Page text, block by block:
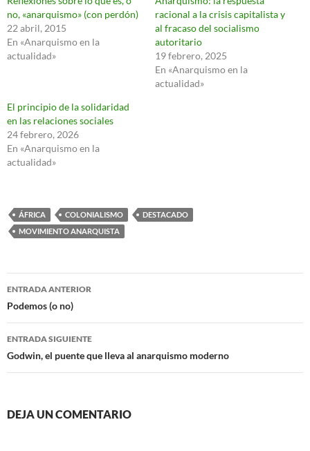
no, «anarquismo» (con perdón)
22 abril, 2015
En «Anarquismo en la
actualidad»
racional a la crisis capitalista y
al fracaso del socialismo
autoritario
19 febrero, 2025
En «Anarquismo en la
actualidad»
El principio de la solidaridad
en las relaciones sociales
24 febrero, 2026
En «Anarquismo en la
actualidad»
ÁFRICA COLONIALISMO
DESTACADO
MOVIMIENTO ANARQUISTA
Navegación
de
entradas
ENTRADA ANTERIOR
Podemos (o no)
ENTRADA SIGUIENTE
Godwin, el puente que lleva al anarquismo moderno
DEJA UN COMENTARIO